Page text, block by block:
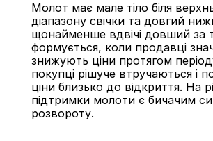
Молот має мале тіло біля
діапазону свічки та довгий
щонайменше вдвічі довший за
формується, коли продавці
знижують ціни протягом
покупці рішуче втручаються і
ціни близько до відкриття. На
підтримки молоти є бичачим
розвороту.